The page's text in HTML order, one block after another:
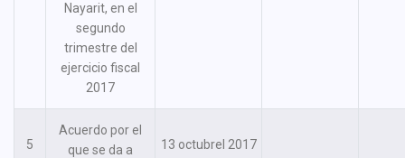
Nayarit, en el
segundo
trimestre del
ejercicio fiscal
2017
5
Acuerdo por el
que se da a
13 octubrel 2017